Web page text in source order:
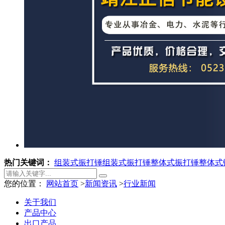
热门关键词： 组装式振打锤组装式振打锤整体式振打锤整体式
您的位置： 网站首页 >新闻资讯 >行业新闻
关于我们
产品中心
出口产品